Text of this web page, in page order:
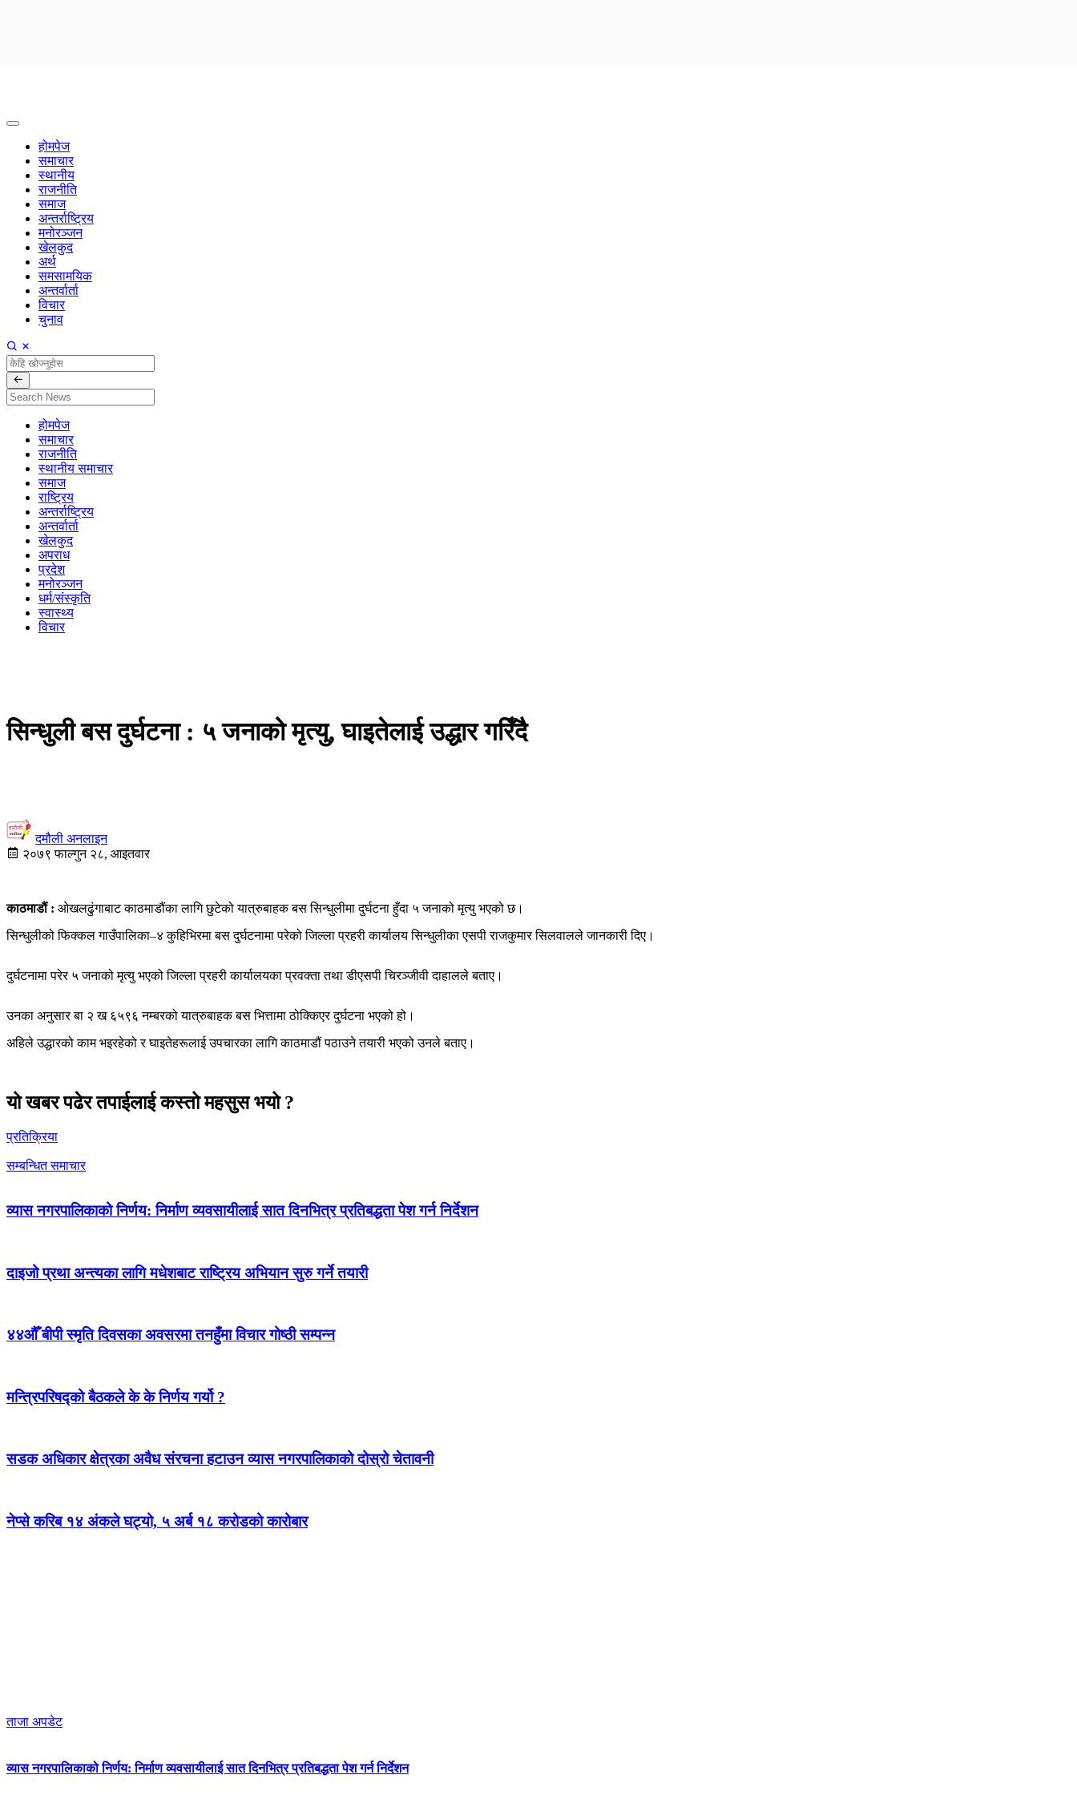
होमपेज
समाचार
स्थानीय
राजनीति
समाज
अन्तर्राष्ट्रिय
मनोरञ्जन
खेलकुद
अर्थ
समसामयिक
अन्तर्वार्ता
विचार
चुनाव
होमपेज
समाचार
राजनीति
स्थानीय समाचार
समाज
राष्ट्रिय
अन्तर्राष्ट्रिय
अन्तर्वार्ता
खेलकुद
अपराध
प्रदेश
मनोरञ्जन
धर्म/संस्कृति
स्वास्थ्य
विचार
सिन्धुली बस दुर्घटना : ५ जनाको मृत्यु, घाइतेलाई उद्धार गरिँदै
दमौली अनलाइन
२०७९ फाल्गुन २८, आइतवार
काठमाडौं : ओखलढुंगाबाट काठमाडौंका लागि छुटेको यात्रुबाहक बस सिन्धुलीमा दुर्घटना हुँदा ५ जनाको मृत्यु भएको छ।
सिन्धुलीको फिक्कल गाउँपालिका–४ कुहिभिरमा बस दुर्घटनामा परेको जिल्ला प्रहरी कार्यालय सिन्धुलीका एसपी राजकुमार सिलवालले जानकारी दिए।
दुर्घटनामा परेर ५ जनाको मृत्यु भएको जिल्ला प्रहरी कार्यालयका प्रवक्ता तथा डीएसपी चिरञ्जीवी दाहालले बताए।
उनका अनुसार बा २ ख ६५९६ नम्बरको यात्रुबाहक बस भित्तामा ठोक्किएर दुर्घटना भएको हो।
अहिले उद्धारको काम भइरहेको र घाइतेहरूलाई उपचारका लागि काठमाडौं पठाउने तयारी भएको उनले बताए।
यो खबर पढेर तपाईलाई कस्तो महसुस भयो ?
प्रतिक्रिया
सम्बन्धित समाचार
व्यास नगरपालिकाको निर्णय: निर्माण व्यवसायीलाई सात दिनभित्र प्रतिबद्धता पेश गर्न निर्देशन
दाइजो प्रथा अन्त्यका लागि मधेशबाट राष्ट्रिय अभियान सुरु गर्ने तयारी
४४औँ बीपी स्मृति दिवसका अवसरमा तनहुँमा विचार गोष्ठी सम्पन्न
मन्त्रिपरिषद्को बैठकले के के निर्णय गर्यो ?
सडक अधिकार क्षेत्रका अवैध संरचना हटाउन व्यास नगरपालिकाको दोस्रो चेतावनी
नेप्से करिब १४ अंकले घट्यो, ५ अर्ब १८ करोडको कारोबार
ताजा अपडेट
व्यास नगरपालिकाको निर्णय: निर्माण व्यवसायीलाई सात दिनभित्र प्रतिबद्धता पेश गर्न निर्देशन